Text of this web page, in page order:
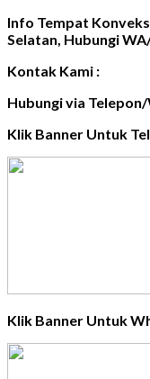
Info Tempat
Selatan, Hubungi
Kontak Kami :
Hubungi via
Klik Banner Untuk
Klik Banner Untuk